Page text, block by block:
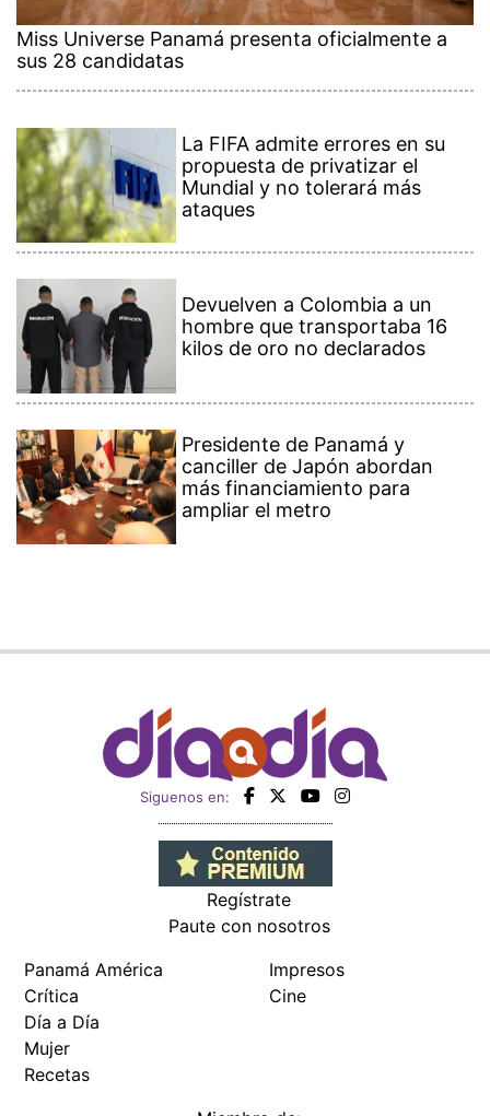
Miss Universe Panamá presenta oficialmente a
sus 28 candidatas
La FIFA admite errores en su
propuesta de privatizar el
Mundial y no tolerará más
ataques
Devuelven a Colombia a un
hombre que transportaba 16
kilos de oro no declarados
Presidente de Panamá y
canciller de Japón abordan
más financiamiento para
ampliar el metro
Siguenos en:
Regístrate
Paute con nosotros
Panamá América
Crítica
Día a Día
Mujer
Recetas
Impresos
Cine